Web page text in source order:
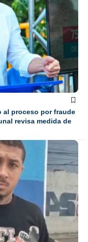
al proceso por fraude
revisa medida de